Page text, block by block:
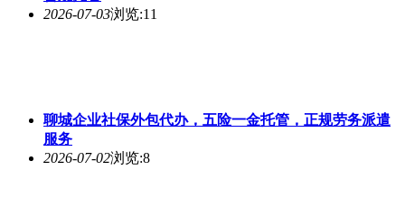
2026-07-03浏览:11
聊城企业社保外包代办，五险一金托管，正规劳务派遣
服务
2026-07-02浏览:8